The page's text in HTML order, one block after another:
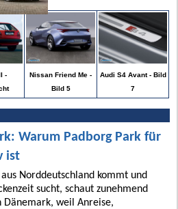
-
Nissan Friend Me -
Bild 5
Audi S4 Avant - Bild
7
Warum Padborg Park für
ist
Norddeutschland kommt und
sucht, schaut zunehmend
Dänemark, weil Anreise,